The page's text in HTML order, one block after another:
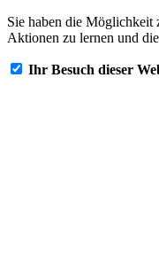
Sie haben die Möglichkeit
Aktionen zu lernen und
Ihr Besuch dieser